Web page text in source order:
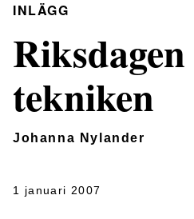
INLÄGG
tekniken
Johanna Nylander
1 januari 2007